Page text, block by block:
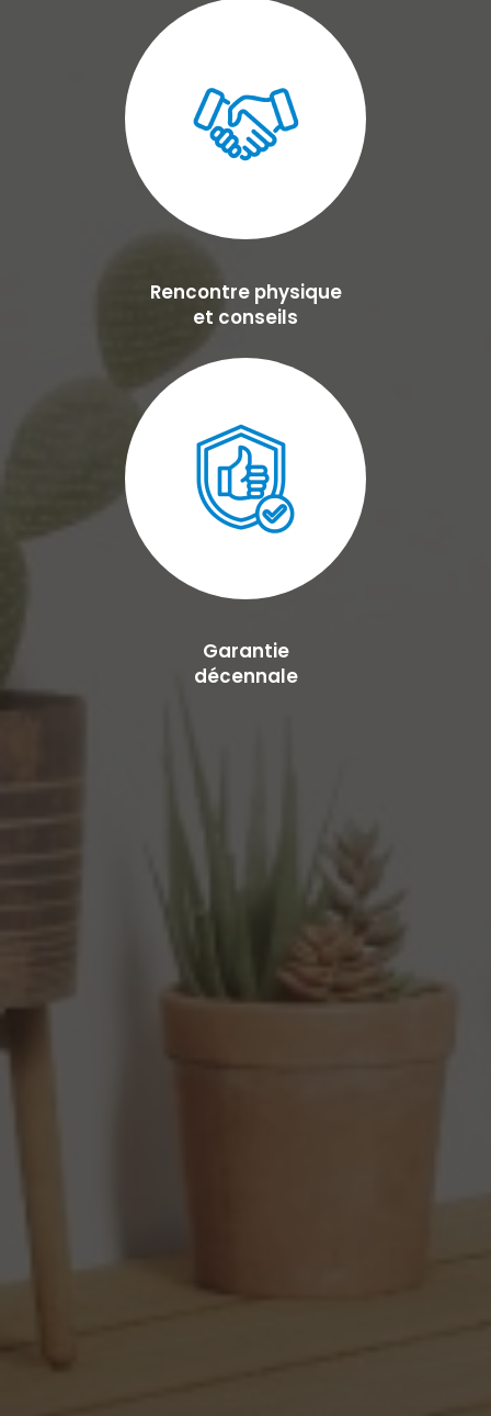
Rencontre physique
et conseils
Garantie
décennale